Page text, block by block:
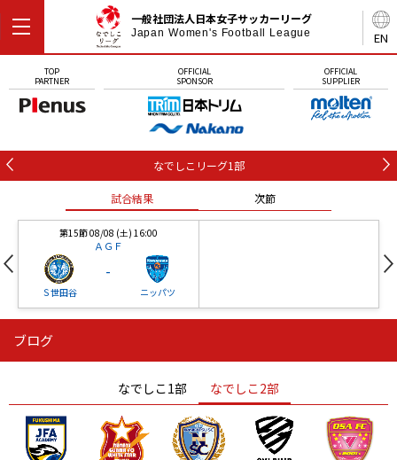
EN
一般社団法人日本女子サッカーリーグ
Japan Women's Football League
TOP
PARTNER
OFFICIAL
SPONSOR
OFFICIAL
SUPPLIER
なでしこリーグ1部
試合結果 次節
第15節 08/08 (土) 16:00
ＡＧＦ
Ｓ世田谷
-
ニッパツ
ニッパツ
ニッパツ 名古屋
石人の星
静岡 愛媛Ｌ
ブログ
なでしこ1部 なでしこ2部